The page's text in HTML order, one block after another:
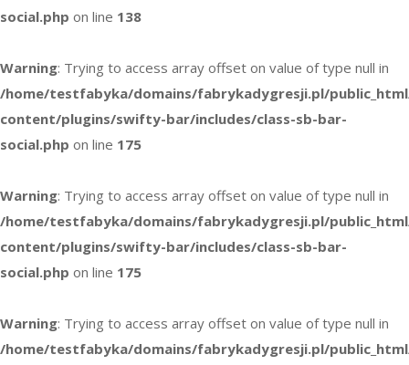
social.php on line 138
Warning: Trying to access array offset on value of type null in
/home/testfabyka/domains/fabrykadygresji.pl/
content/plugins/swifty-bar/includes/class-sb-bar-
social.php on line 175
Warning: Trying to access array offset on value of type null in
/home/testfabyka/domains/fabrykadygresji.pl/
content/plugins/swifty-bar/includes/class-sb-bar-
social.php on line 175
Warning: Trying to access array offset on value of type null in
/home/testfabyka/domains/fabrykadygresji.pl/